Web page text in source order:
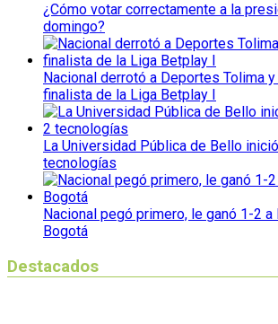
¿Cómo votar correctamente a la
domingo?
Nacional derrotó a Deportes Tolima
finalista de la Liga Betplay I
La Universidad Pública de Bello
tecnologías
Nacional pegó primero, le ganó 1-2 a
Bogotá
Destacados